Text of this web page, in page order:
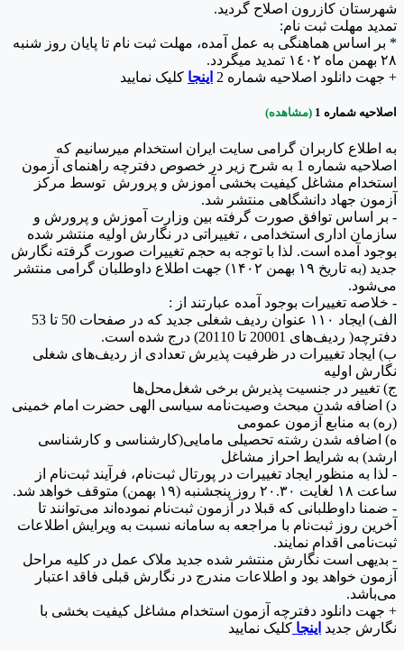
شهرستان كازرون اصلاح گردید.
تمدید مهلت ثبت نام:
* بر اساس هماهنگی به عمل آمده، مهلت ثبت نام تا پایان روز شنبه
٢٨ بهمن ماه ١٤٠٢ تمدید میگردد.
+ جهت دانلود اصلاحیه شماره 2
اینجا کلیک نمایید
اصلاحیه شماره 1 (مشاهده)
به اطلاع کاربران گرامی سایت ایران استخدام میرسانیم که
اصلاحیه‌ شماره 1 به شرح زیر در خصوص دفترچه راهنمای آزمون
استخدام مشاغل کیفیت بخشی آموزش و پرورش توسط مرکز
آزمون جهاد دانشگاهی منتشر شد.
- بر اساس توافق صورت گرفته بین وزارت آموزش و پرورش و
سازمان اداری استخدامی ، تغییراتی در نگارش اولیه منتشر شده
بوجود آمده است. لذا با توجه به حجم تغییرات صورت گرفته نگارش
جدید (به تاریخ ۱۹ بهمن ۱۴۰۲) جهت اطلاع داوطلبان گرامی منتشر
می‌شود.
- خلاصه تغییرات بوجود آمده عبارتند از :
الف) ایجاد ۱۱۰ عنوان ردیف شغلی جدید که در صفحات 50 تا 53
دفترچه( ردیف‌های 20001 تا 20110) درج شده است.
ب) ایجاد تغییرات در ظرفیت پذیرش تعدادی از ردیف‌های شغلی
نگارش اولیه
ج) تغییر در جنسیت پذیرش برخی شغل‌محل‌ها
د) اضافه شدن مبحث وصیت‌نامه سیاسی الهی حضرت امام خمینی
(ره) به منابع آزمون عمومی
ه) اضافه شدن رشته تحصیلی مامایی(کارشناسی و کارشناسی
ارشد) به شرایط احراز مشاغل
- لذا به منظور ایجاد تغییرات در پورتال ثبت‌نام، فرآیند ثبت‌نام از
ساعت ۱۸ لغایت ۲۰.۳۰ روز پنجشنبه (۱۹ بهمن) متوقف خواهد شد.
- ضمنا داوطلبانی که قبلا در آزمون ثبت‌نام نموده‌اند می‌توانند تا
آخرین روز ثبت‌نام با مراجعه به سامانه نسبت به ویرایش اطلاعات
ثبت‌نامی اقدام نمایند.
- بدیهی است نگارش منتشر شده جدید ملاک عمل در کلیه مراحل
آزمون خواهد بود و اطلاعات مندرج در نگارش قبلی فاقد اعتبار
می‌باشد.
+ جهت دانلود دفترچه آزمون استخدام مشاغل کیفیت بخشی با
نگارش جدید اینجا کلیک نمایید